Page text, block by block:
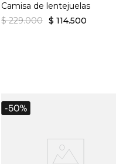
Camisa de lentejuelas
$ 229.000 $ 114.500